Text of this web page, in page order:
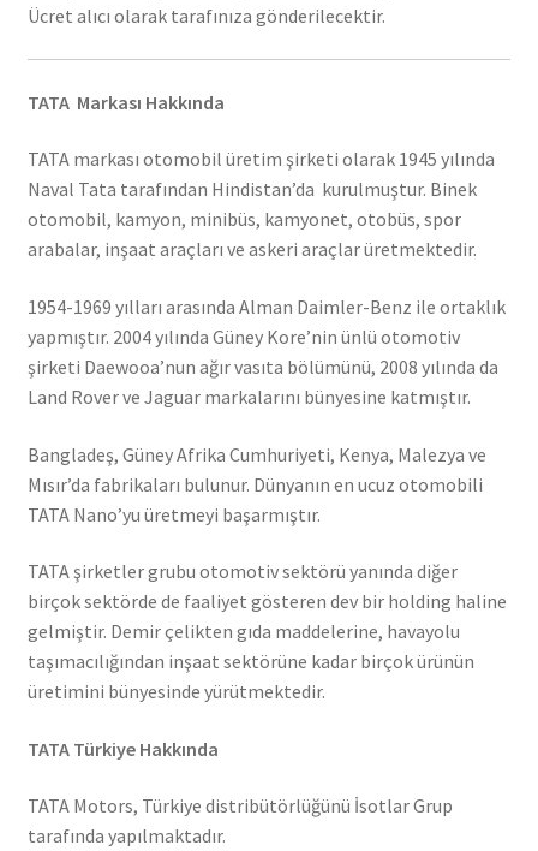
Ücret alıcı olarak tarafınıza gönderilecektir.
TATA Markası Hakkında
TATA markası otomobil üretim şirketi olarak 1945 yılında
Naval Tata tarafından Hindistan’da kurulmuştur. Binek
otomobil, kamyon, minibüs, kamyonet, otobüs, spor
arabalar, inşaat araçları ve askeri araçlar üretmektedir.
1954-1969 yılları arasında Alman Daimler-Benz ile ortaklık
yapmıştır. 2004 yılında Güney Kore’nin ünlü otomotiv
şirketi Daewooa’nun ağır vasıta bölümünü, 2008 yılında da
Land Rover ve Jaguar markalarını bünyesine katmıştır.
Bangladeş, Güney Afrika Cumhuriyeti, Kenya, Malezya ve
Mısır’da fabrikaları bulunur. Dünyanın en ucuz otomobili
TATA Nano’yu üretmeyi başarmıştır.
TATA şirketler grubu otomotiv sektörü yanında diğer
birçok sektörde de faaliyet gösteren dev bir holding haline
gelmiştir. Demir çelikten gıda maddelerine, havayolu
taşımacılığından inşaat sektörüne kadar birçok ürünün
üretimini bünyesinde yürütmektedir.
TATA Türkiye Hakkında
TATA Motors, Türkiye distribütörlüğünü İsotlar Grup
tarafında yapılmaktadır.